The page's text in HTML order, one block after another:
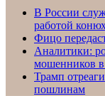
В России
работой
Фицо
Аналитики:
мошенников
Трамп
пошлинам